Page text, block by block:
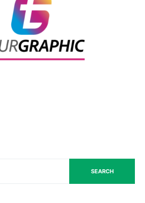
SEARCH